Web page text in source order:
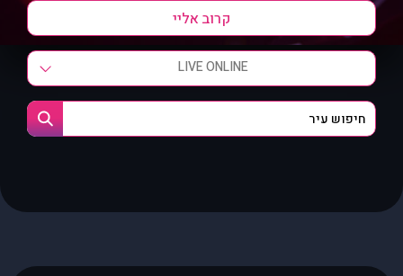
LIVE ONLINE